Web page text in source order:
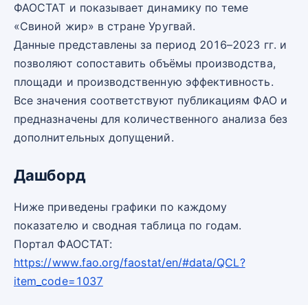
ФАОСТАТ и показывает динамику по теме
«Свиной жир» в стране Уругвай.
Данные представлены за период 2016–2023 гг. и
позволяют сопоставить объёмы производства,
площади и производственную эффективность.
Все значения соответствуют публикациям ФАО и
предназначены для количественного анализа без
дополнительных допущений.
Дашборд
Ниже приведены графики по каждому
показателю и сводная таблица по годам.
Портал ФАОСТАТ:
https://www.fao.org/faostat/en/#data/QCL?
item_code=1037